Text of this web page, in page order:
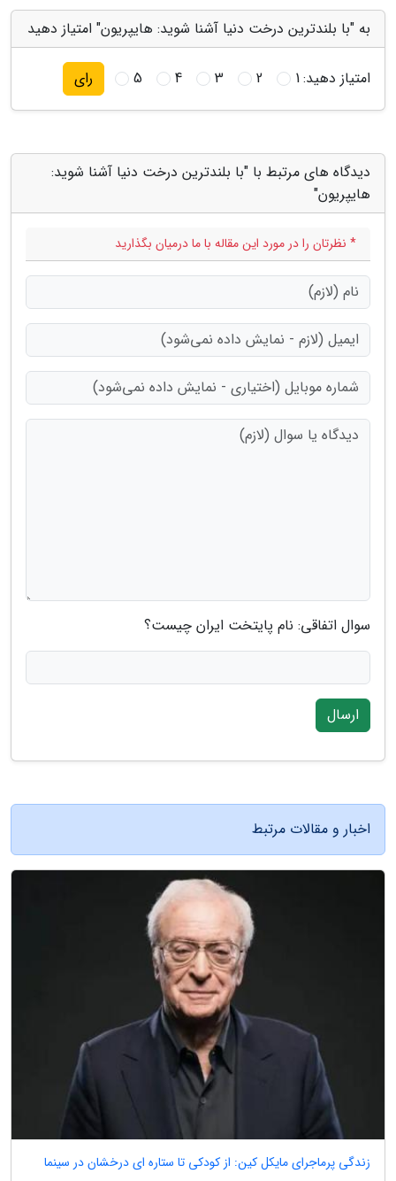
به "با بلندترین درخت دنیا آشنا شوید: هایپریون" امتیاز دهید
امتیاز دهید:1
2
3
4
5 رای
دیدگاه های مرتبط با "با بلندترین درخت دنیا آشنا شوید:
هایپریون"
* نظرتان را در مورد این مقاله با ما درمیان بگذارید
سوال اتفاقی: نام پایتخت ایران چیست؟
ارسال
اخبار و مقالات مرتبط
زندگی پرماجرای مایکل کین: از کودکی تا ستاره ای درخشان در سینما